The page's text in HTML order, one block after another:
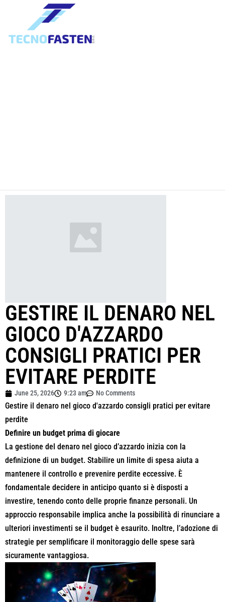
GESTIRE IL DENARO NEL
GIOCO D'AZZARDO
CONSIGLI PRATICI PER
EVITARE PERDITE
June 25, 2026 9:23 am No Comments
Gestire il denaro nel gioco d'azzardo consigli pratici per evitare
perdite
Definire un budget prima di giocare
La gestione del denaro nel gioco d’azzardo inizia con la
definizione di un budget. Stabilire un limite di spesa aiuta a
mantenere il controllo e prevenire perdite eccessive. È
fondamentale decidere in anticipo quanto si è disposti a
investire, tenendo conto delle proprie finanze personali. Un
approccio responsabile implica anche la possibilità di rinunciare a
ulteriori investimenti se il budget è esaurito. Inoltre, l’adozione di
strategie per semplificare il monitoraggio delle spese sarà
sicuramente vantaggiosa.